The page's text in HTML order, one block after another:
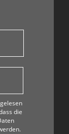
die